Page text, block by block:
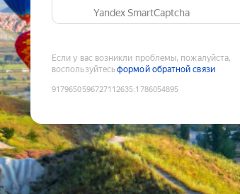
Yandex SmartCaptcha
Если у вас возникли проблемы, пожалуйста,
воспользуйтесьформой обратной связи
9179650596727112635:1786054895